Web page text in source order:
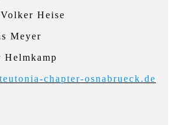
Heise
Meyer
Helmkamp
chapter-osnabrueck.de